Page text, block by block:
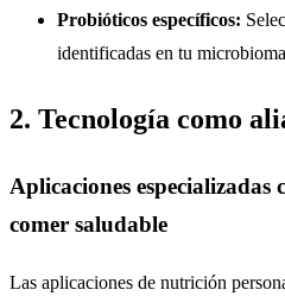
Probióticos específicos:
identificadas en tu microbioma
2. Tecnología como
Aplicaciones
comer saludable
Las aplicaciones de nutrición